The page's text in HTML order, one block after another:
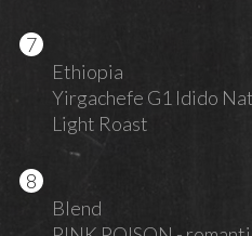
Ethiopia
Yirgachefe G1 Idido
Light Roast
Blend